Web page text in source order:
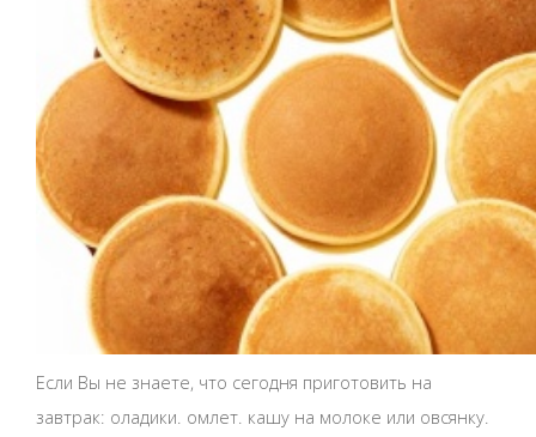
Если Вы не знаете, что сегодня приготовить на
завтрак: оладики. омлет. кашу на молоке или овсянку.